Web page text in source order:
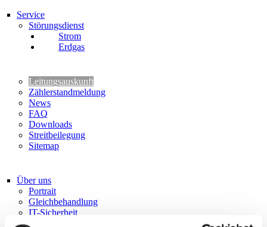
Service
Störungsdienst
Strom
Erdgas
Leitungsauskunft
Zählerstandmeldung
News
FAQ
Downloads
Streitbeilegung
Sitemap
Über uns
Portrait
Gleichbehandlung
IT-Sicherheit
Karriere/Stellenangebote